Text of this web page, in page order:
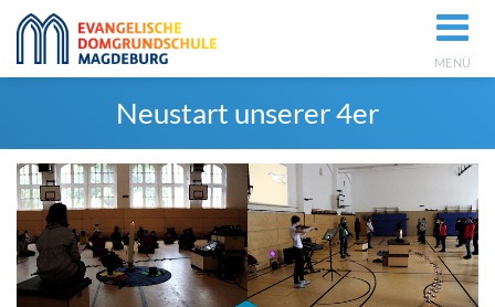
MENÜ
Neustart unserer 4er